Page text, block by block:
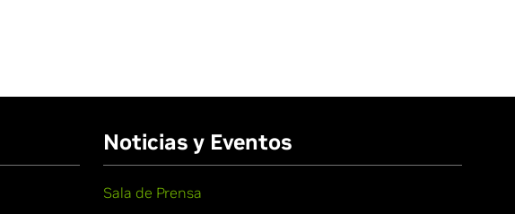
Noticias y Eventos
Sala de Prensa